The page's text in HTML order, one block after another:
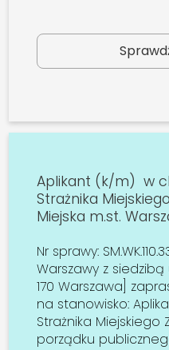
Aplikant (k/m) w
Strażnika
Miejska m.st.
Nr sprawy:
Warszawy z siedzibą
170 Warszawa]
na stanowisko:
Strażnika Miejskiego
porządku